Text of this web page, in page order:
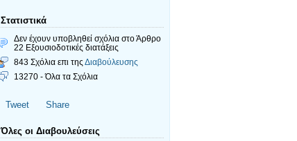
Στατιστικά
Δεν έχουν υποβληθεί σχόλια στο Άρθρο
22 Εξουσιοδοτικές διατάξεις
843 Σχόλια επι της Διαβούλευσης
13270 - Όλα τα Σχόλια
Tweet Share
Όλες οι Διαβουλεύσεις